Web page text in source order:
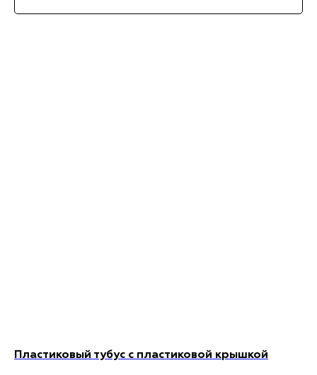
Пластиковый тубус с пластиковой крышкой